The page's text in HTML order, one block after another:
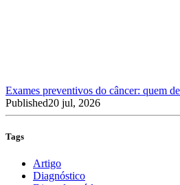
Exames preventivos do câncer: quem
Published20 jul, 2026
Tags
Artigo
Diagnóstico